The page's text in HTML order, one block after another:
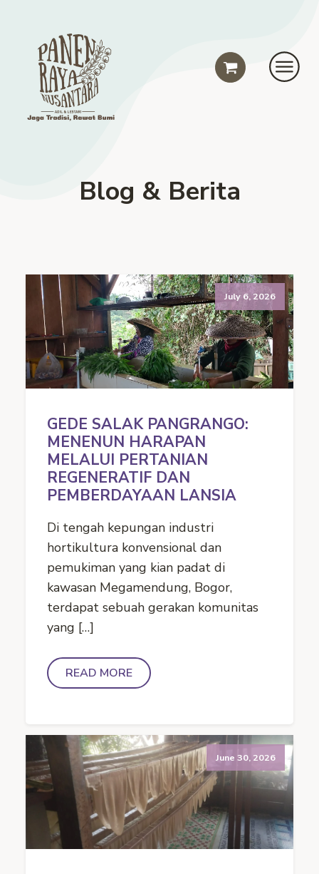
Blog & Berita
July 6, 2026
GEDE SALAK PANGRANGO:
MENENUN HARAPAN
MELALUI PERTANIAN
REGENERATIF DAN
PEMBERDAYAAN LANSIA
Di tengah kepungan industri
hortikultura konvensional dan
pemukiman yang kian padat di
kawasan Megamendung, Bogor,
terdapat sebuah gerakan komunitas
yang […]
READ MORE
June 30, 2026